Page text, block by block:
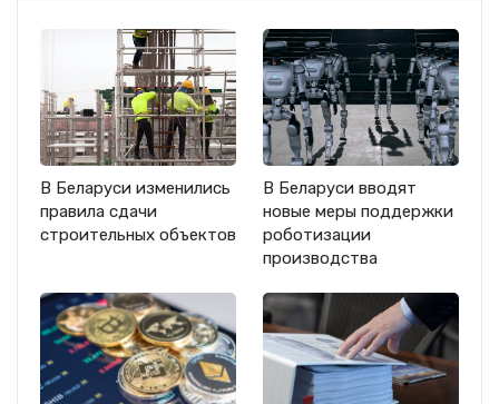
В Беларуси изменились
правила сдачи
строительных объектов
В Беларуси вводят
новые меры поддержки
роботизации
производства